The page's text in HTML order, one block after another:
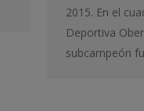
2015. En el
Deportiva
subcampeón